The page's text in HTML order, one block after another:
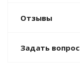
Отзывы
Задать вопрос